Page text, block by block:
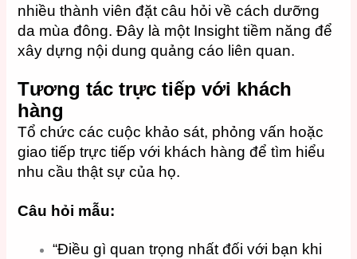
nhiều thành viên đặt câu hỏi về cách dưỡng
da mùa đông. Đây là một Insight tiềm năng để
xây dựng nội dung quảng cáo liên quan.
Tương tác trực tiếp với khách
hàng
Tổ chức các cuộc khảo sát, phỏng vấn hoặc
giao tiếp trực tiếp với khách hàng để tìm hiểu
nhu cầu thật sự của họ.
Câu hỏi mẫu:
“Điều gì quan trọng nhất đối với bạn khi